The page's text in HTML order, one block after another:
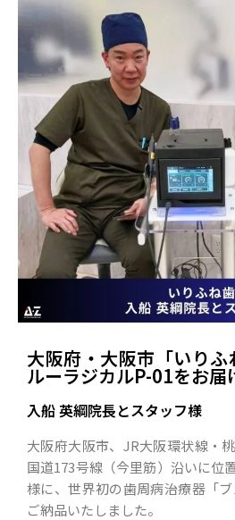
大阪府・大阪市「いり
ルーラジカルP-01をお届
入船 英綱院長とスタッフ様
大阪府大阪市、JR大阪環状線・
国道173号線（今里筋）沿いに位
様に、世界初の歯周病治療器「
ご納品いたしました。